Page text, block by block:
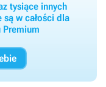
tysiące innych
w całości dla
Premium